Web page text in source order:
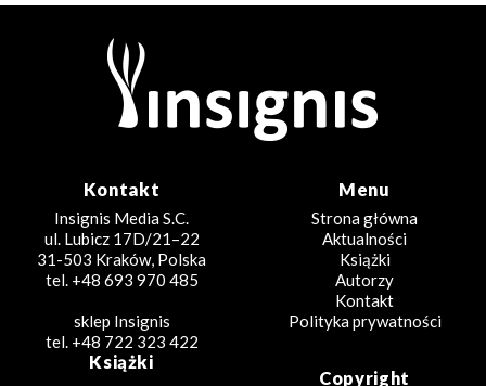
Kontakt
Insignis Media S.C.
ul. Lubicz 17D/21–22
31-503 Kraków, Polska
tel. +48 693 970 485
sklep Insignis
tel. +48 722 323 422
Menu
Strona główna
Aktualności
Książki
Autorzy
Kontakt
Polityka prywatności
Książki
Copyright